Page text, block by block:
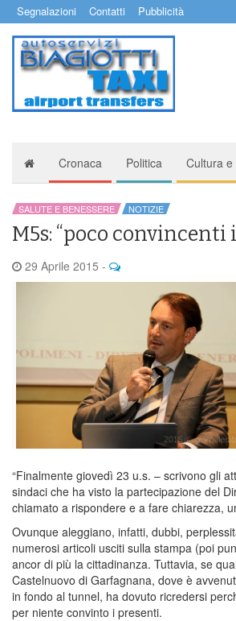
Segnalazioni Contatti Pubblicità
Cronaca Politica Cultura e
SALUTE E BENESSERE NOTIZIE
M5s: “poco convincenti
29 Aprile 2015 -
“Finalmente giovedì 23 u.s. – scrivono gli
sindaci che ha visto la partecipazione del
chiamato a rispondere e a fare chiarezza,
Ovunque aleggiano, infatti, dubbi,
numerosi articoli usciti sulla stampa (poi
ancor di più la cittadinanza. Tuttavia, se
Castelnuovo di Garfagnana, dove è
in fondo al tunnel, ha dovuto ricredersi
per niente convinto i presenti.